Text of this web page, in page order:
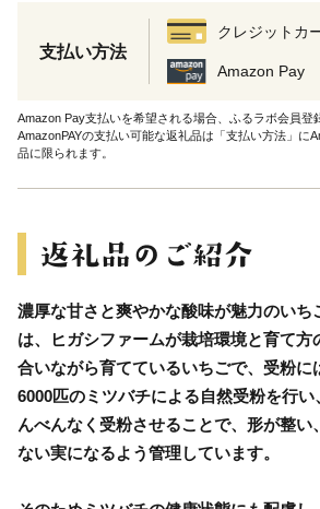
支払い方法
クレジットカ
Amazon Pay
Amazon Pay支払いを希望される場合、ふるラボ会員登
AmazonPAYの支払い可能な返礼品は「支払い方法」に
品に限られます。
濃厚な甘さと爽やかな酸味が魅力のいち
は、ヒガシファームが栽培環境と育て方
合いながら育てているいちごで、受粉に
6000匹のミツバチによる自然受粉を行い
んべんなく受粉させることで、形が整い
ない実になるよう管理しています。